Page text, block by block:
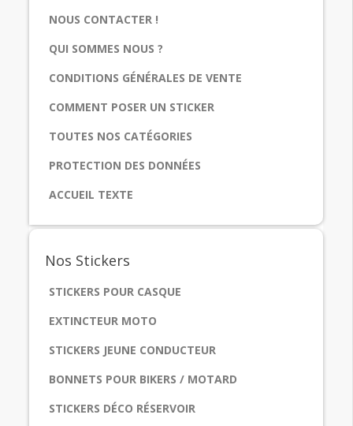
NOUS CONTACTER !
QUI SOMMES NOUS ?
CONDITIONS GÉNÉRALES DE VENTE
COMMENT POSER UN STICKER
TOUTES NOS CATÉGORIES
PROTECTION DES DONNÉES
ACCUEIL TEXTE
Nos Stickers
STICKERS POUR CASQUE
EXTINCTEUR MOTO
STICKERS JEUNE CONDUCTEUR
BONNETS POUR BIKERS / MOTARD
STICKERS DÉCO RÉSERVOIR